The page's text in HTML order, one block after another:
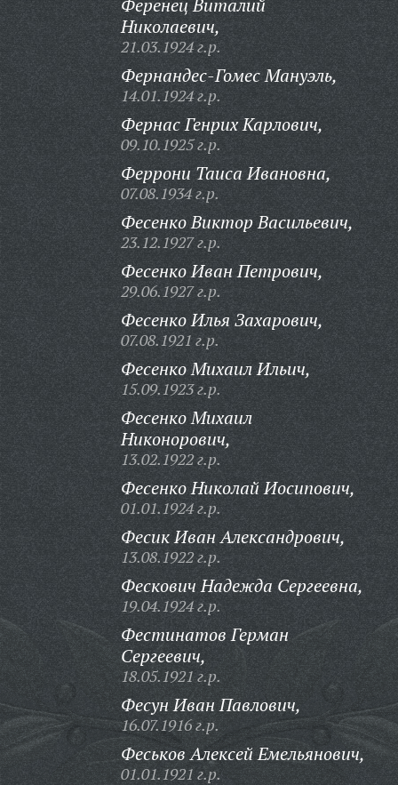
Ференец Виталий
Николаевич,
21.03.1924 г.р.
Фернандес-Гомес Мануэль,
14.01.1924 г.р.
Фернас Генрих Карлович,
09.10.1925 г.р.
Феррони Таиса Ивановна,
07.08.1934 г.р.
Фесенко Виктор Васильевич,
23.12.1927 г.р.
Фесенко Иван Петрович,
29.06.1927 г.р.
Фесенко Илья Захарович,
07.08.1921 г.р.
Фесенко Михаил Ильич,
15.09.1923 г.р.
Фесенко Михаил
Никонорович,
13.02.1922 г.р.
Фесенко Николай Иосипович,
01.01.1924 г.р.
Фесик Иван Александрович,
13.08.1922 г.р.
Фескович Надежда Сергеевна,
19.04.1924 г.р.
Фестинатов Герман
Сергеевич,
18.05.1921 г.р.
Фесун Иван Павлович,
16.07.1916 г.р.
Феськов Алексей Емельянович,
01.01.1921 г.р.